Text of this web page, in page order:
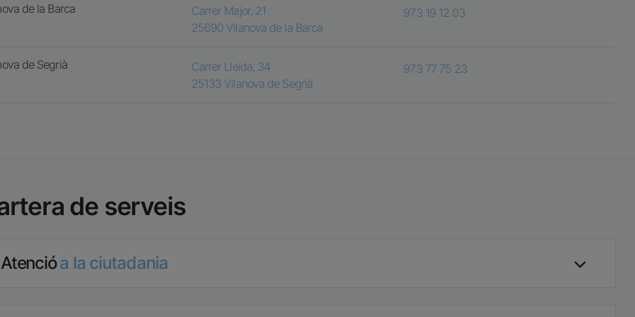
de la Barca
Carrer Major, 21
25690 Vilanova de la Barca
973 19 12 03
de Segrià
Carrer Lleida, 34
25133 Vilanova de Segrià
973 77 75 23
de serveis
Atencióa la ciutadania